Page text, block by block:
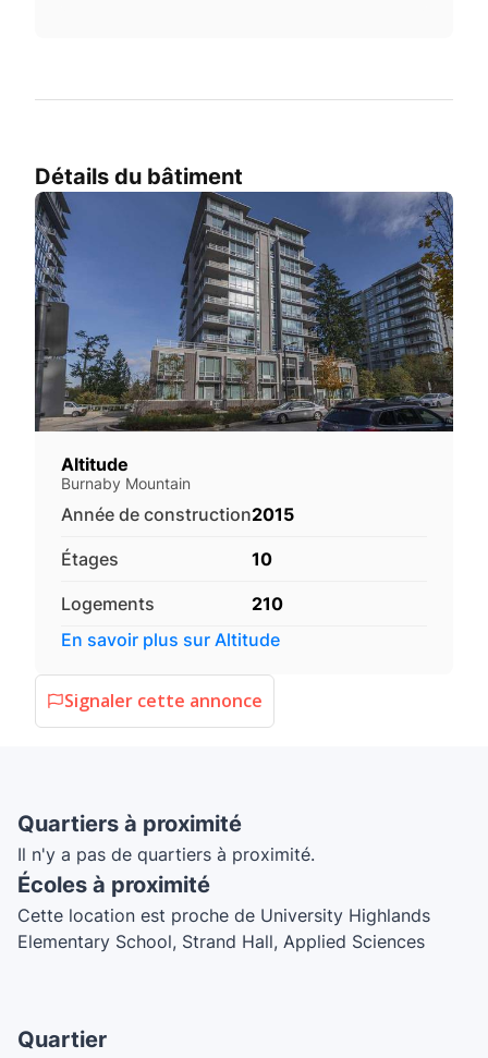
Détails du bâtiment
Altitude
Burnaby Mountain
Année de construction2015
Étages 10
Logements
210
En savoir plus sur Altitude
Signaler cette annonce
Quartiers à proximité
Il n'y a pas de quartiers à proximité.
Écoles à proximité
Cette location est proche de University Highlands
Elementary School, Strand Hall, Applied Sciences
Simon Fraser University
Quartier